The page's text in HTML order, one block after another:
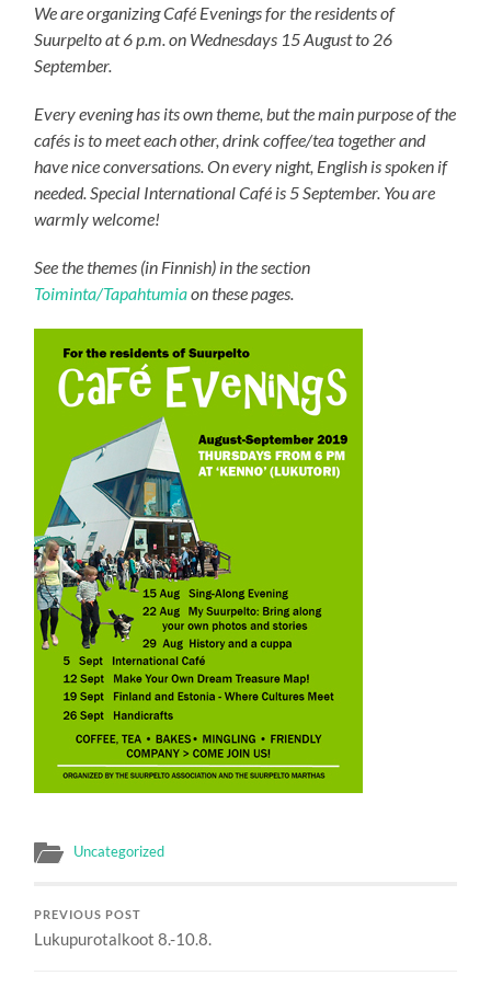
We are organizing Café Evenings for the residents of
Suurpelto at 6 p.m. on Wednesdays 15 August to 26
September.
Every evening has its own theme, but the main purpose of the
cafés is to meet each other, drink coffee/tea together and
have nice conversations. On every night, English is spoken if
needed. Special International Café is 5 September. You are
warmly welcome!
See the themes (in Finnish) in the section
Toiminta/Tapahtumiaon these pages.
Uncategorized
PREVIOUS POST
Lukupurotalkoot 8.-10.8.